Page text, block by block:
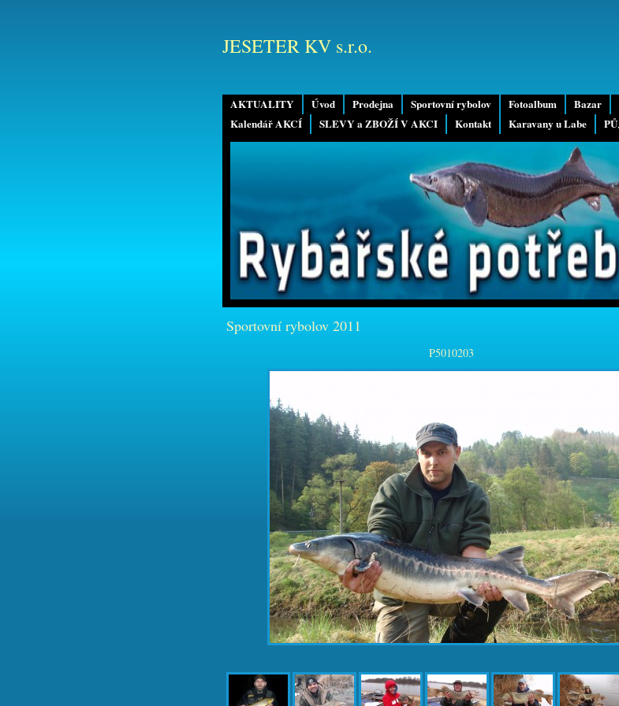
AKTUALITY Úvod Prodejna Sportovní rybolov Fotoalbum Bazar
Kalendář AKCÍ
SLEVY a ZBOŽÍ V AKCI Kontakt Karavany u Labe
JESETER KV s.r.o.
Sportovní rybolov 2011
P5010203